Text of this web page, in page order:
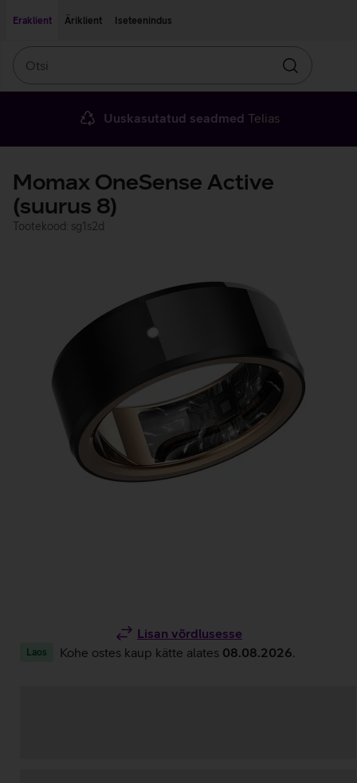
Eraklient
Äriklient Iseteenindus
Otsin
Uuskasutatud seadmed Telias
Momax OneSense Active
(suurus 8)
Tootekood: sg1s2d
Lisan võrdlusesse
Laos Kohe ostes kaup kätte alates 08.08.2026